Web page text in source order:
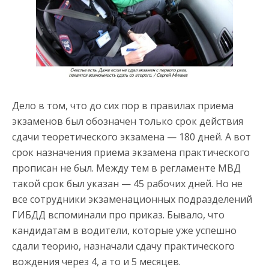
Дело в том, что до сих пор в правилах приема
экзаменов был обозначен только срок действия
сдачи теоретического экзамена — 180 дней. А вот
срок назначения приема экзамена практического
прописан не был. Между тем в регламенте МВД
такой срок был указан — 45 рабочих дней. Но не
все сотрудники экзаменационных подразделений
ГИБДД вспоминали про приказ. Бывало, что
кандидатам в водители, которые уже успешно
сдали теорию, назначали сдачу практического
вождения через 4, а то и 5 месяцев.